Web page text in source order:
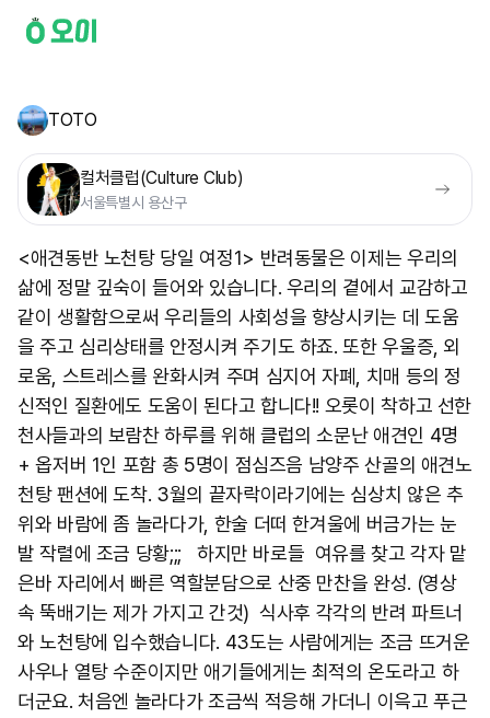
TOTO
컬처클럽(Culture Club)
서울특별시 용산구
<애견동반 노천탕 당일 여정1> 반려동물은 이제는 우리의
삶에 정말 깊숙이 들어와 있습니다. 우리의 곁에서 교감하고
같이 생활함으로써 우리들의 사회성을 향상시키는 데 도움
을 주고 심리상태를 안정시켜 주기도 하죠. 또한 우울증, 외
로움, 스트레스를 완화시켜 주며 심지어 자폐, 치매 등의 정
신적인 질환에도 도움이 된다고 합니다!! 오롯이 착하고 선한
천사들과의 보람찬 하루를 위해 클럽의 소문난 애견인 4명
+ 옵저버 1인 포함 총 5명이 점심즈음 남양주 산골의 애견노
천탕 팬션에 도착. 3월의 끝자락이라기에는 심상치 않은 추
위와 바람에 좀 놀라다가, 한술 더떠 한겨울에 버금가는 눈
발 작렬에 조금 당황;;; 하지만 바로들 여유를 찾고 각자 맡
은바 자리에서 빠른 역할분담으로 산중 만찬을 완성. (영상
속 뚝배기는 제가 가지고 간것) 식사후 각각의 반려 파트너
와 노천탕에 입수했습니다. 43도는 사람에게는 조금 뜨거운
사우나 열탕 수준이지만 애기들에게는 최적의 온도라고 하
더군요. 처음엔 놀라다가 조금씩 적응해 가더니 이윽고 푸근